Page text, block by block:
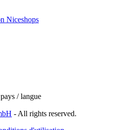
Niceshops
/ langue
- All rights reserved.